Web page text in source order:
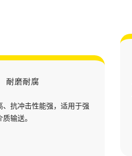
耐磨耐腐
、抗冲击性能强，适用于强
输送。